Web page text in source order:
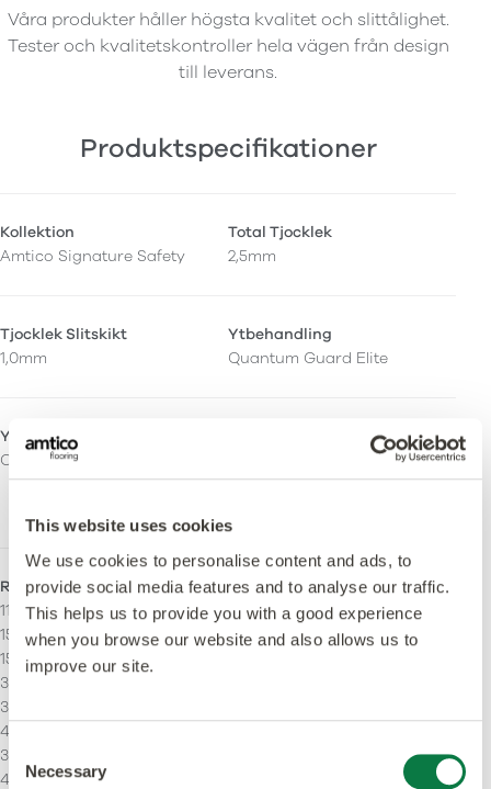
This website uses cookies
We use cookies to personalise content and ads, to
provide social media features and to analyse our traffic.
This helps us to provide you with a good experience
when you browse our website and also allows us to
improve our site.
Selection
Necessary
Våra produkter håller högsta kvalitet och slittålighet.
Tester och kvalitetskontroller hela vägen från design
till leverans.
Produktspecifikationer
Kollektion
Amtico Signature Safety
Total Tjocklek
2,5mm
Tjocklek Slitskikt
1,0mm
Ytbehandling
Quantum Guard Elite
Ytfinish
Ceramic
Ja – Tillverkad med både
ortoftalatfria och
Rak ådring
114.3 x 914.4 mm
152,4 x 914,4 mm
152.4 x 457.2 mm
304.8 x 304.8 mm
304.8 x 457.2 mm
457.2 x 457.2 mm
304.8 x 609.6 mm
457,2 x 914,4mm
Stripping
Kan installeras med
stripping.